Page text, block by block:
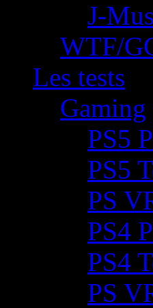
J-
WTF/
Les tests
Gaming
PS5
PS5
PS
PS4
PS4
PS